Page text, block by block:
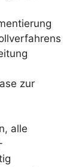
zur
alle